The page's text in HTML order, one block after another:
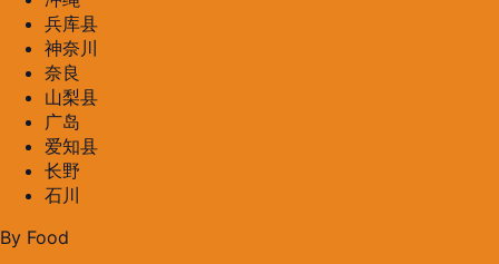
兵库县
神奈川
奈良
山梨县
广岛
爱知县
长野
石川
By Food